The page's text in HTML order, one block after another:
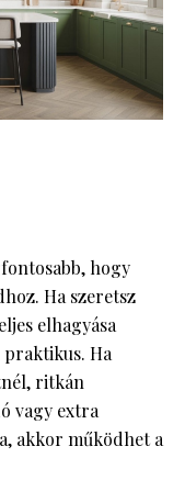
hogy
Ha szeretsz
elhagyása
praktikus. Ha
ritkán
vagy extra
akkor működhet a